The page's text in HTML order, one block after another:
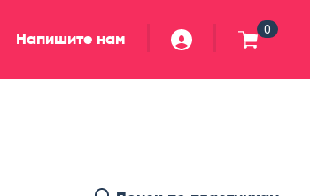
Напишите нам 0